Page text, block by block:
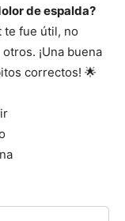
de espalda?
te fue útil, no
¡Una buena
correctos! 🌟